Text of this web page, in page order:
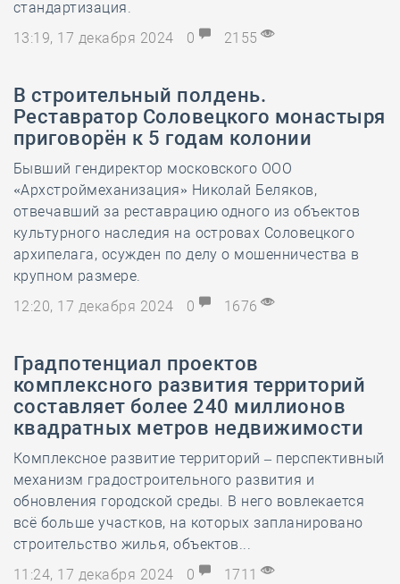
стандартизация.
13:19, 17 декабря 2024
0 2155
В строительный полдень.
Реставратор Соловецкого монастыря
приговорён к 5 годам колонии
Бывший гендиректор московского ООО
«Архстроймеханизация» Николай Беляков,
отвечавший за реставрацию одного из объектов
культурного наследия на островах Соловецкого
архипелага, осужден по делу о мошенничества в
крупном размере.
12:20, 17 декабря 2024
0 1676
Градпотенциал проектов
комплексного развития территорий
составляет более 240 миллионов
квадратных метров недвижимости
Комплексное развитие территорий – перспективный
механизм градостроительного развития и
обновления городской среды. В него вовлекается
всё больше участков, на которых запланировано
строительство жилья, объектов...
11:24, 17 декабря 2024
0 1711